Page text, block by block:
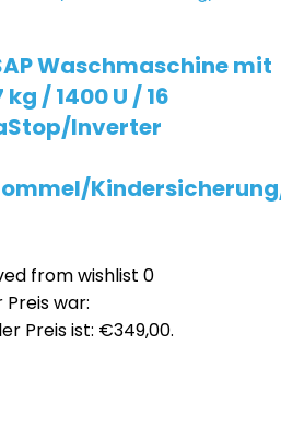
Waschmaschine mit
/ 1400 U / 16
Inverter
Kindersicherung/
from wishlist 0
war:
Preis ist: €349,00.